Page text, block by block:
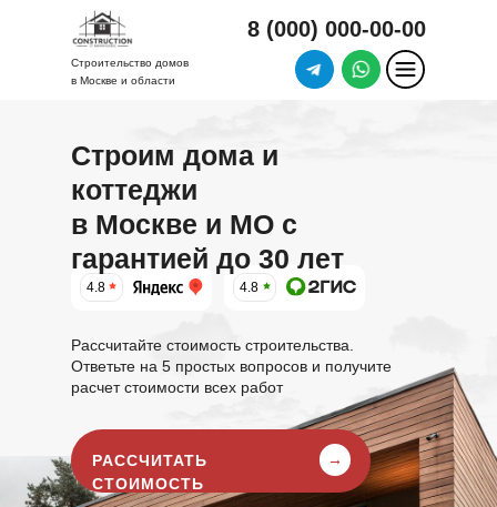
4.8 4.8
Строим дома и
коттеджи
в Москве и МО с
гарантией до 30 лет
РАССЧИТАТЬ
СТОИМОСТЬ
→
Рассчитайте стоимость строительства.
Ответьте на 5 простых вопросов и получите
расчет стоимости всех работ
8 (000) 000-00-00
Строительство домов
в Москве и области